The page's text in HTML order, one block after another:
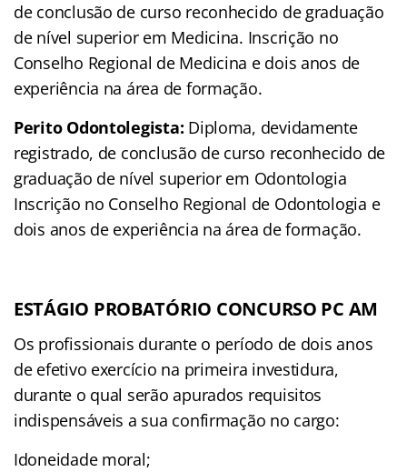
de conclusão de curso reconhecido de graduação
de nível superior em Medicina. Inscrição no
Conselho Regional de Medicina e dois anos de
experiência na área de formação.
Perito Odontolegista: Diploma, devidamente
registrado, de conclusão de curso reconhecido de
graduação de nível superior em Odontologia
Inscrição no Conselho Regional de Odontologia e
dois anos de experiência na área de formação.
ESTÁGIO PROBATÓRIO CONCURSO PC AM
Os profissionais durante o período de dois anos
de efetivo exercício na primeira investidura,
durante o qual serão apurados requisitos
indispensáveis a sua confirmação no cargo:
Idoneidade moral;